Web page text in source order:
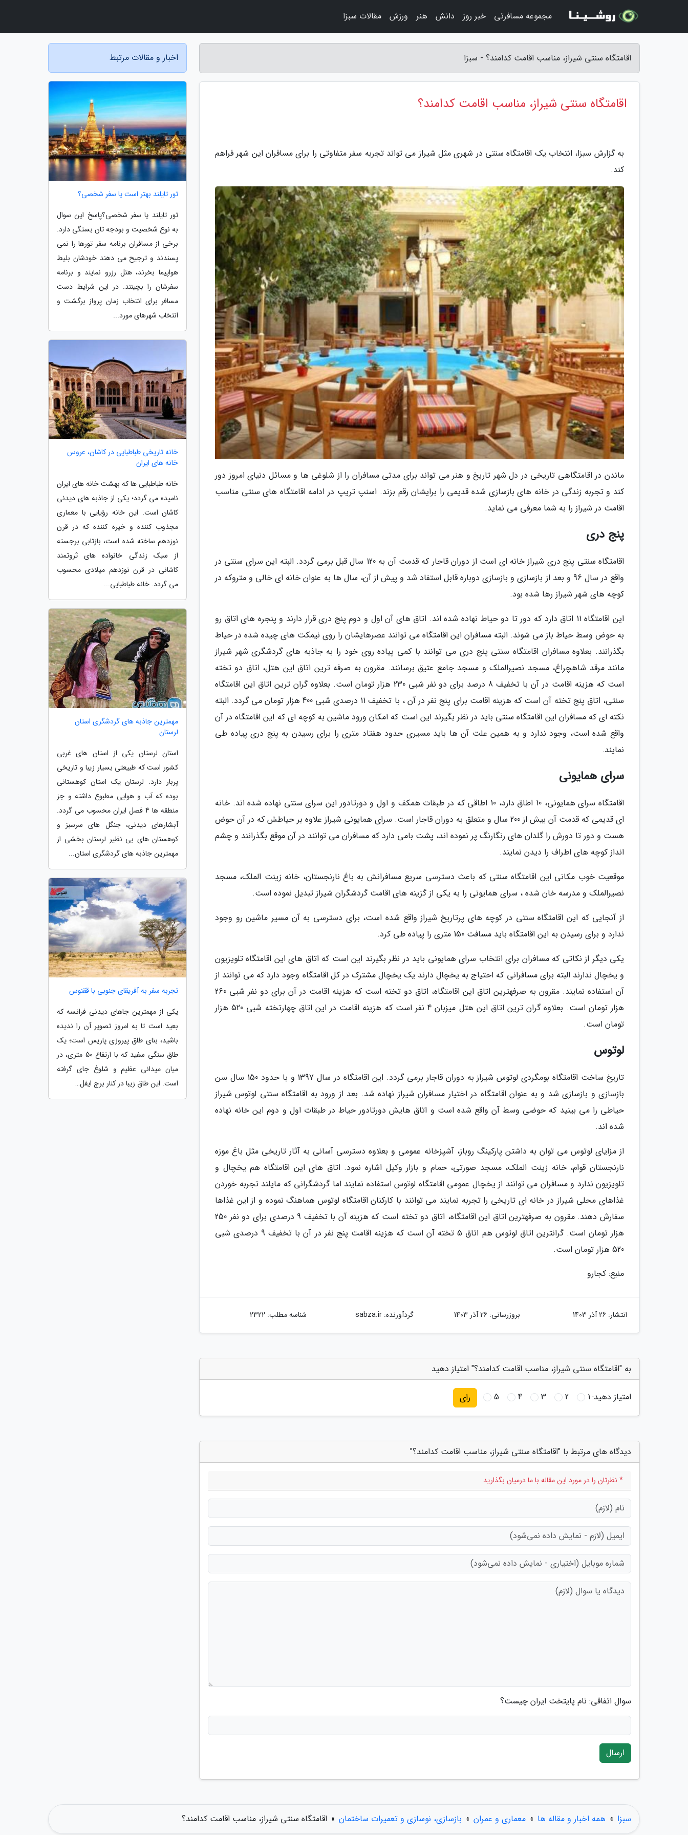
اقامتگاه سنتی شیراز، مناسب اقامت کدامند؟ - سبزا
اقامتگاه سنتی شیراز، مناسب اقامت کدامند؟
به گزارش سبزا، انتخاب یک اقامتگاه سنتی در شهری مثل شیراز می تواند تجربه سفر متفاوتی را برای مسافران این شهر فراهم
کند.
ماندن در اقامتگاهی تاریخی در دل شهر تاریخ و هنر می تواند برای مدتی مسافران را از شلوغی ها و مسائل دنیای امروز دور
کند و تجربه زندگی در خانه های بازسازی شده قدیمی را برایشان رقم بزند. اسنپ تریپ در ادامه اقامتگاه های سنتی مناسب
اقامت در شیراز را به شما معرفی می نماید.
پنج دری
اقامتگاه سنتی پنج دری شیراز خانه ای است از دوران قاجار که قدمت آن به 120 سال قبل برمی گردد. البته این سرای سنتی در
واقع در سال 96 و بعد از بازسازی و بازسازی دوباره قابل استفاد شد و پیش از آن، سال ها به عنوان خانه ای خالی و متروکه در
کوچه های شهر شیراز رها شده بود.
این اقامتگاه 11 اتاق دارد که دور تا دو حیاط نهاده شده اند. اتاق های آن اول و دوم پنج دری قرار دارند و پنجره های اتاق رو
به حوض وسط حیاط باز می شوند. البته مسافران این اقامتگاه می توانند عصرهایشان را روی نیمکت های چیده شده در حیاط
بگذرانند. بعلاوه مسافران اقامتگاه سنتی پنج دری می توانند با کمی پیاده روی خود را به جاذبه های گردشگری شهر شیراز
مانند مرقد شاهچراغ، مسجد نصیرالملک و مسجد جامع عتیق برسانند. مقرون به صرفه ترین اتاق این هتل، اتاق دو تخته
است که هزینه اقامت در آن با تخفیف 8 درصد برای دو نفر شبی 230 هزار تومان است. بعلاوه گران ترین اتاق این اقامتگاه
سنتی، اتاق پنج تخته آن است که هزینه اقامت برای پنج نفر در آن ، با تخفیف 11 درصدی شبی 400 هزار تومان می گردد. البته
نکته ای که مسافران این اقامتگاه سنتی باید در نظر بگیرند این است که امکان ورود ماشین به کوچه ای که این اقامتگاه در آن
واقع شده است، وجود ندارد و به همین علت آن ها باید مسیری حدود هفتاد متری را برای رسیدن به پنج دری پیاده طی
نمایند.
سرای همایونی
اقامتگاه سرای همایونی، 10 اطاق دارد، 10 اطاقی که در طبقات همکف و اول و دورتادور این سرای سنتی نهاده شده اند. خانه
ای قدیمی که قدمت آن بیش از 200 سال و متعلق به دوران قاجار است. سرای همایونی شیراز علاوه بر حیاطش که در آن حوض
هست و دور تا دورش را گلدان های رنگارنگ پر نموده اند، پشت بامی دارد که مسافران می توانند در آن موقع بگذرانند و چشم
انداز کوچه های اطراف را دیدن نمایند.
موقعیت خوب مکانی این اقامتگاه سنتی که باعث دسترسی سریع مسافرانش به باغ نارنجستان، خانه زینت الملک، مسجد
نصیرالملک و مدرسه خان شده ، سرای همایونی را به یکی از گزینه های اقامت گردشگران شیراز تبدیل نموده است.
از آنجایی که این اقامتگاه سنتی در کوچه های پرتاریخ شیراز واقع شده است، برای دسترسی به آن مسیر ماشین رو وجود
ندارد و برای رسیدن به این اقامتگاه باید مسافت 150 متری را پیاده طی کرد.
یکی دیگر از نکاتی که مسافران برای انتخاب سرای همایونی باید در نظر بگیرند این است که اتاق های این اقامتگاه تلویزیون
و یخچال ندارند البته برای مسافرانی که احتیاج به یخچال دارند یک یخچال مشترک در کل اقامتگاه وجود دارد که می توانند از
آن استفاده نمایند. مقرون به صرفهترین اتاق این اقامتگاه، اتاق دو تخته است که هزینه اقامت در آن برای دو نفر شبی 260
هزار تومان است. بعلاوه گران ترین اتاق این هتل میزبان 4 نفر است که هزینه اقامت در این اتاق چهارتخته شبی 520 هزار
تومان است.
لوتوس
تاریخ ساخت اقامتگاه بومگردی لوتوس شیراز به دوران قاجار برمی گردد. این اقامتگاه در سال 1397 و با حدود 150 سال سن
بازسازی و بازسازی شد و به عنوان اقامتگاه در اختیار مسافران شیراز نهاده شد. بعد از ورود به اقامتگاه سنتی لوتوس شیراز
حیاطی را می بینید که حوضی وسط آن واقع شده است و اتاق هایش دورتادور حیاط در طبقات اول و دوم این خانه نهاده
شده اند.
از مزایای لوتوس می توان به داشتن پارکینگ روباز، آشپزخانه عمومی و بعلاوه دسترسی آسانی به آثار تاریخی مثل باغ موزه
نارنجستان قوام، خانه زینت الملک، مسجد صورتی، حمام و بازار وکیل اشاره نمود. اتاق های این اقامتگاه هم یخچال و
تلویزیون ندارد و مسافران می توانند از یخچال عمومی اقامتگاه لوتوس استفاده نمایند اما گردشگرانی که مایلند تجربه خوردن
غذاهای محلی شیراز در خانه ای تاریخی را تجربه نمایند می توانند با کارکنان اقامتگاه لوتوس هماهنگ نموده و از این غذاها
سفارش دهند. مقرون به صرفهترین اتاق این اقامتگاه، اتاق دو تخته است که هزینه آن با تخفیف 9 درصدی برای دو نفر 250
هزار تومان است. گرانترین اتاق لوتوس هم اتاق 5 تخته آن است که هزینه اقامت پنج نفر در آن با تخفیف 9 درصدی شبی
520 هزار تومان است.
منبع: کجارو
انتشار: 26 آذر 1403 بروزرسانی: 26 آذر 1403 گردآورنده:sabza.ir شناسه مطلب: 2322
به "اقامتگاه سنتی شیراز، مناسب اقامت کدامند؟" امتیاز دهید
امتیاز دهید:1
2
3
4
5 رای
دیدگاه های مرتبط با "اقامتگاه سنتی شیراز، مناسب اقامت کدامند؟"
* نظرتان را در مورد این مقاله با ما درمیان بگذارید
سوال اتفاقی: نام پایتخت ایران چیست؟
ارسال
اخبار و مقالات مرتبط
تور تایلند بهتر است یا سفر شخصی؟
تور تایلند یا سفر شخصی؟پاسخ این سوال
به نوع شخصیت و بودجه تان بستگی دارد.
برخی از مسافران برنامه سفر تورها را نمی
پسندند و ترجیح می دهند خودشان بلیط
هواپیما بخرند، هتل رزرو نمایند و برنامه
سفرشان را بچینند. در این شرایط دست
مسافر برای انتخاب زمان پرواز برگشت و
انتخاب شهرهای مورد...
خانه تاریخی طباطبایی در کاشان، عروس
خانه های ایران
خانه طباطبایی ها که بهشت خانه های ایران
نامیده می گردد؛ یکی از جاذبه های دیدنی
کاشان است. این خانه رؤیایی با معماری
مجذوب کننده و خیره کننده که در قرن
نوزدهم ساخته شده است، بازتابی برجسته
از سبک زندگی خانواده های ثروتمند
کاشانی در قرن نوزدهم میلادی محسوب
می گردد. خانه طباطبایی...
مهمترین جاذبه های گردشگری استان
لرستان
استان لرستان یکی از استان های غربی
کشور است که طبیعتی بسیار زیبا و تاریخی
پربار دارد. لرستان یک استان کوهستانی
بوده که آب و هوایی مطبوع داشته و جز
منطقه ها 4 فصل ایران محسوب می گردد.
آبشارهای دیدنی، جنگل های سرسبز و
کوهستان های بی نظیر لرستان بخشی از
مهمترین جاذبه های گردشگری استان...
تجربه سفر به آفریقای جنوبی با ققنوس
یکی از مهمترین جاهای دیدنی فرانسه که
بعید است تا به امروز تصویر آن را ندیده
باشید، بنای طاق پیروزی پاریس است؛ یک
طاق سنگی سفید که با ارتفاع 50 متری، در
میان میدانی عظیم و شلوغ جای گرفته
است. این طاق زیبا در کنار برج ایفل…
سبزا » همه اخبار و مقاله ها » معماری و عمران » بازسازی، نوسازی و تعمیرات ساختمان » اقامتگاه سنتی شیراز، مناسب اقامت کدامند؟
مجموعه مسافرتی خبر روز دانش هنر ورزش مقالات سبزا